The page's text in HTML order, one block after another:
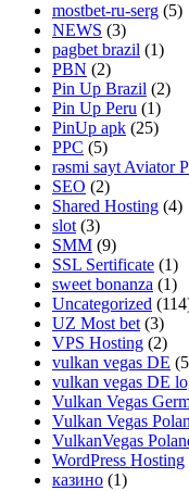
mostbet-ru-serg (5)
NEWS (3)
pagbet brazil (1)
PBN (2)
Pin Up Brazil (2)
Pin Up Peru (1)
PinUp apk (25)
PPC (5)
rəsmi sayt Aviator
SEO (2)
Shared Hosting (4)
slot (3)
SMM (9)
SSL Sertificate (1)
sweet bonanza (1)
Uncategorized
UZ Most bet (3)
VPS Hosting (2)
vulkan vegas DE
vulkan vegas DE
Vulkan Vegas
Vulkan Vegas
VulkanVegas
WordPress Hosting
казино (1)